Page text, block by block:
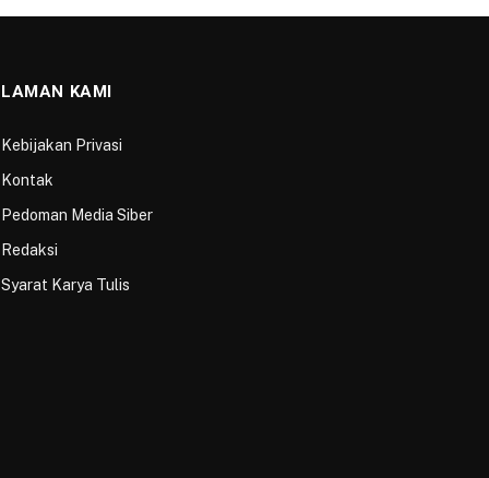
LAMAN KAMI
Kebijakan Privasi
Kontak
Pedoman Media Siber
Redaksi
Syarat Karya Tulis